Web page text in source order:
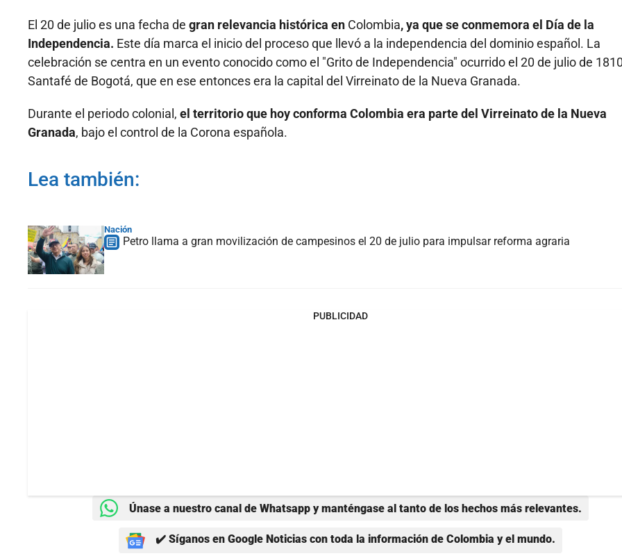
El 20 de julio es una fecha de gran relevancia histórica en Colombia, ya que se conmemora el Día de la
Independencia. Este día marca el inicio del proceso que llevó a la independencia del dominio español. La
celebración se centra en un evento conocido como el "Grito de Independencia" ocurrido el 20 de julio de
Santafé de Bogotá, que en ese entonces era la capital del Virreinato de la Nueva Granada.
Durante el periodo colonial, el territorio que hoy conforma Colombia era parte del Virreinato de la Nueva
Granada, bajo el control de la Corona española.
Lea también:
Nación
Petro llama a gran movilización de campesinos el 20 de julio para impulsar reforma agraria
PUBLICIDAD
Únase a nuestro canal de Whatsapp y manténgase al tanto de los hechos más relevantes.
✔️ Síganos en Google Noticias con toda la información de Colombia y el mundo.